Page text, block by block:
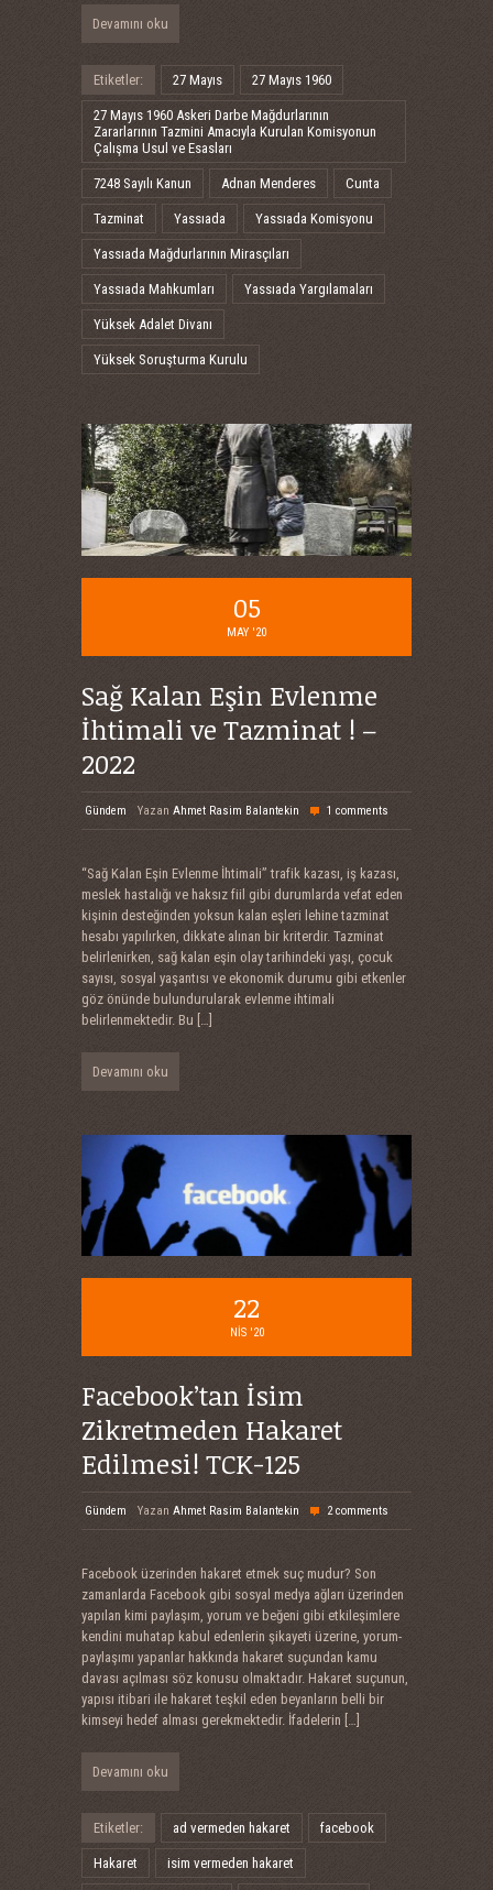
Devamını oku
Etiketler: 27 Mayıs 27 Mayıs 1960
27 Mayıs 1960 Askeri Darbe Mağdurlarının
Zararlarının Tazmini Amacıyla Kurulan Komisyonun
Çalışma Usul ve Esasları
7248 Sayılı Kanun Adnan Menderes Cunta
Tazminat Yassıada Yassıada Komisyonu
Yassıada Mağdurlarının Mirasçıları
Yassıada Mahkumları Yassıada Yargılamaları
Yüksek Adalet Divanı
Yüksek Soruşturma Kurulu
05
MAY '20
Sağ Kalan Eşin Evlenme
İhtimali ve Tazminat ! –
2022
Gündem Yazan Ahmet Rasim Balantekin 1 comments
“Sağ Kalan Eşin Evlenme İhtimali” trafik kazası, iş kazası,
meslek hastalığı ve haksız fiil gibi durumlarda vefat eden
kişinin desteğinden yoksun kalan eşleri lehine tazminat
hesabı yapılırken, dikkate alınan bir kriterdir. Tazminat
belirlenirken, sağ kalan eşin olay tarihindeki yaşı, çocuk
sayısı, sosyal yaşantısı ve ekonomik durumu gibi etkenler
göz önünde bulundurularak evlenme ihtimali
belirlenmektedir. Bu […]
Devamını oku
22
NIS '20
Facebook’tan İsim
Zikretmeden Hakaret
Edilmesi! TCK-125
Gündem Yazan Ahmet Rasim Balantekin 2 comments
Facebook üzerinden hakaret etmek suç mudur? Son
zamanlarda Facebook gibi sosyal medya ağları üzerinden
yapılan kimi paylaşım, yorum ve beğeni gibi etkileşimlere
kendini muhatap kabul edenlerin şikayeti üzerine, yorum-
paylaşımı yapanlar hakkında hakaret suçundan kamu
davası açılması söz konusu olmaktadır. Hakaret suçunun,
yapısı itibari ile hakaret teşkil eden beyanların belli bir
kimseyi hedef alması gerekmektedir. İfadelerin […]
Devamını oku
Etiketler: ad vermeden hakaret facebook
Hakaret isim vermeden hakaret